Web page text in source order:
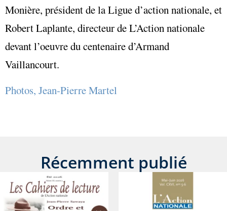
Monière, président de la Ligue d’action nationale, et
Robert Laplante, directeur de L’Action nationale
devant l’oeuvre du centenaire d’Armand
Vaillancourt.
Photos, Jean-Pierre Martel
Récemment publié